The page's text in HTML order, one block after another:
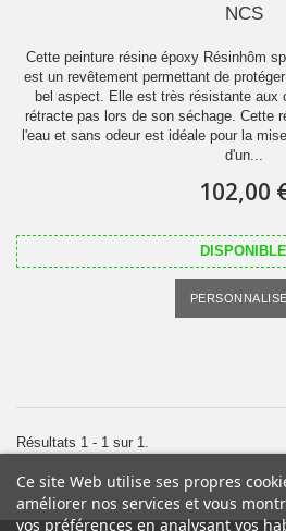
NCS
Cette peinture résine époxy Résinhôm
est un revêtement permettant de
bel aspect. Elle est très résistante aux
rétracte pas lors de son séchage. Cette
l'eau et sans odeur est idéale pour la
d'un...
102,00
DISPONIBLE
Résultats 1 - 1 sur 1.
Ce site Web utilise ses propres
améliorer nos services et vous
vos préférences en analysant vos